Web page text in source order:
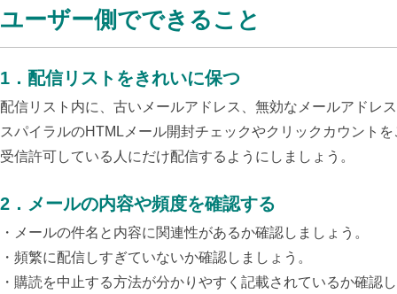
ユーザー側でできること
1 ． 配信リストをきれいに保つ
配信リスト内に、古いメールアドレス、無効なメールアドレ
スパイラルのHTMLメール開封チェックやクリックカウント
受信許可している人にだけ配信するようにしましょう。
2 ． メールの内容や頻度を確認する
・メールの件名と内容に関連性があるか確認しましょう。
・頻繁に配信しすぎていないか確認しましょう。
・購読を中止する方法が分かりやすく記載されているか確認